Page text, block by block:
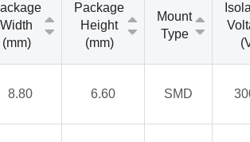
Width
(mm)
Package
Height
(mm)
Mount
Type
8.80 6.60 SMD